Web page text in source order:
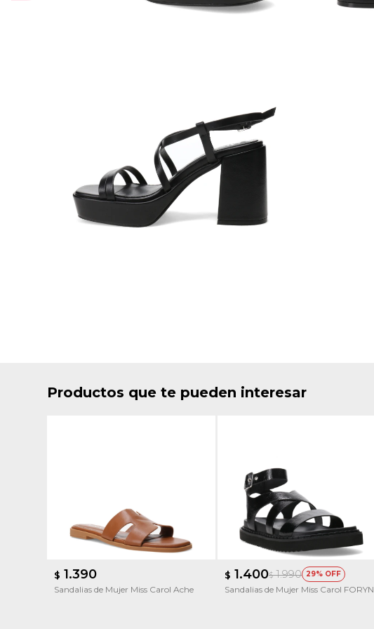
Productos que te pueden interesar
$ 1.390
Sandalias de Mujer Miss Carol Ache
$ 1.400$ 1.990 29
Sandalias de Mujer Miss Carol FORYN